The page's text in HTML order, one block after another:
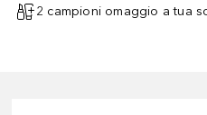
2 campioni omaggio a tua